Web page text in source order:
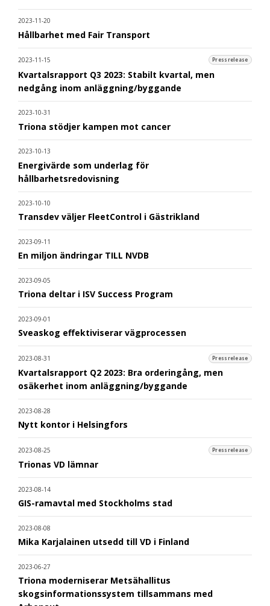
2023-11-20
Hållbarhet med Fair Transport
2023-11-15 Pressrelease
Kvartalsrapport Q3 2023: Stabilt kvartal, men
nedgång inom anläggning/byggande
2023-10-31
Triona stödjer kampen mot cancer
2023-10-13
Energivärde som underlag för
hållbarhetsredovisning
2023-10-10
Transdev väljer FleetControl i Gästrikland
2023-09-11
En miljon ändringar TILL NVDB
2023-09-05
Triona deltar i ISV Success Program
2023-09-01
Sveaskog effektiviserar vägprocessen
2023-08-31 Pressrelease
Kvartalsrapport Q2 2023: Bra orderingång, men
osäkerhet inom anläggning/byggande
2023-08-28
Nytt kontor i Helsingfors
2023-08-25 Pressrelease
Trionas VD lämnar
2023-08-14
GIS-ramavtal med Stockholms stad
2023-08-08
Mika Karjalainen utsedd till VD i Finland
2023-06-27
Triona moderniserar Metsähallitus
skogsinformationssystem tillsammans med